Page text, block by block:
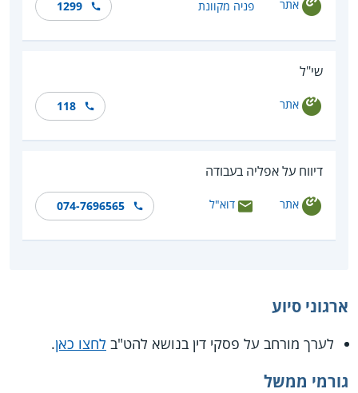
אתר פניה מקוונת 1299
שי"ל
אתר 118
דיווח על אפליה בעבודה
אתר דוא"ל 074-7696565
ארגוני סיוע
לערך מורחב על פסקי דין בנושא להט"ב לחצו כאן.
גורמי ממשל